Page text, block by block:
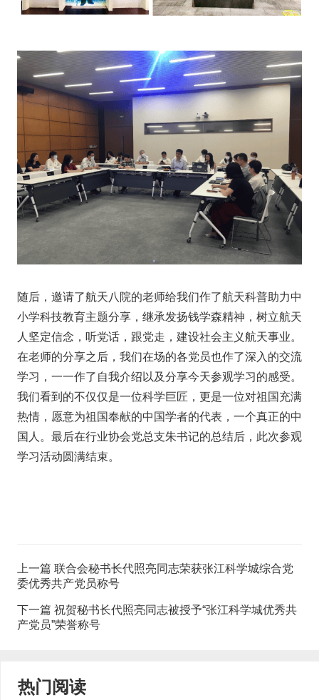
随后，邀请了航天八院的老师给我们作了航天科普助力中
小学科技教育主题分享，继承发扬钱学森精神，树立航天
人坚定信念，听党话，跟党走，建设社会主义航天事业。
在老师的分享之后，我们在场的各党员也作了深入的交流
学习，一一作了自我介绍以及分享今天参观学习的感受。
我们看到的不仅仅是一位科学巨匠，更是一位对祖国充满
热情，愿意为祖国奉献的中国学者的代表，一个真正的中
国人。最后在行业协会党总支朱书记的总结后，此次参观
学习活动圆满结束。
上一篇 联合会秘书长代照亮同志荣获张江科学城综合党
委优秀共产党员称号
下一篇 祝贺秘书长代照亮同志被授予“张江科学城优秀共
产党员”荣誉称号
热门阅读